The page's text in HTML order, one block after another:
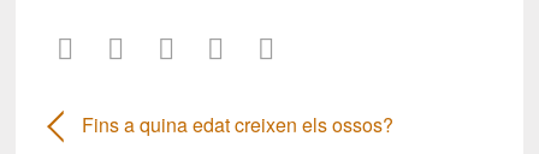
Fins a quina edat creixen els ossos?